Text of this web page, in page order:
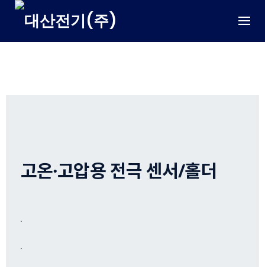
Skip
고온·고압용 전극 센서/홀더